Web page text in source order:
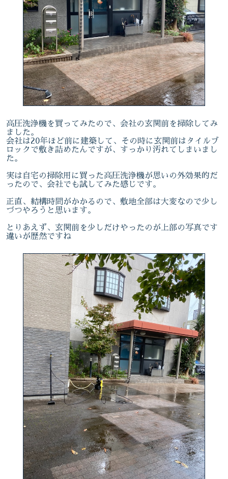
高圧洗浄機を買ってみたので、会社の玄関前を掃除してみ
ました。
会社は20年ほど前に建築して、その時に玄関前はタイルブ
ロックで敷き詰めたんですが、すっかり汚れてしまいまし
た。
実は自宅の掃除用に買った高圧洗浄機が思いの外効果的だ
ったので、会社でも試してみた感じです。
正直、結構時間がかかるので、敷地全部は大変なので少し
づつやろうと思います。
とりあえず、玄関前を少しだけやったのが上部の写真です
違いが歴然ですね